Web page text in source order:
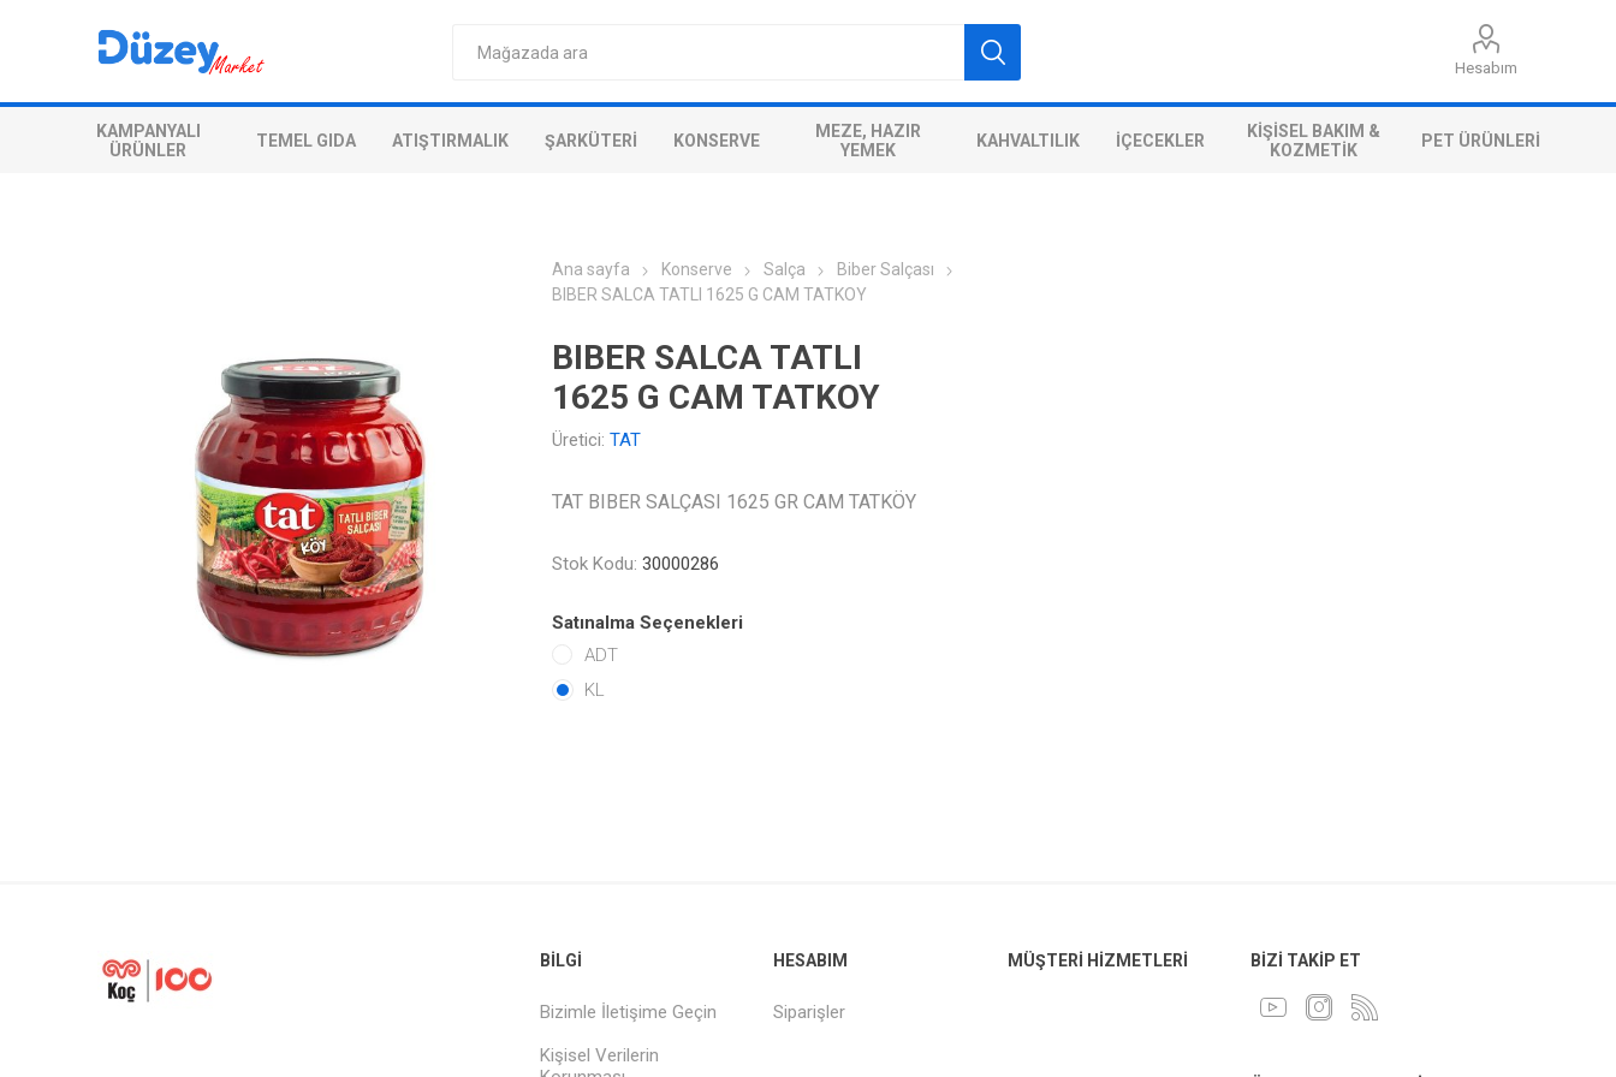
Hesabım
KAMPANYALI
ÜRÜNLER
TEMEL GIDA ATIŞTIRMALIK ŞARKÜTERI KONSERVE
MEZE, HAZIR
YEMEK
KAHVALTILIK İÇECEKLER
KIŞISEL BAKIM &
KOZMETIK
PET ÜRÜNLERI
Ana sayfa Konserve Salça
Biber Salçası
BIBER SALCA TATLI 1625 G CAM TATKOY
BIBER SALCA TATLI
1625 G CAM TATKOY
Üretici: TAT
TAT BIBER SALÇASI 1625 GR CAM TATKÖY
Stok Kodu: 30000286
Satınalma Seçenekleri
ADT
KL
BILGI
Bizimle İletişime Geçin
Kişisel Verilerin
HESABIM
Siparişler
MÜŞTERI HIZMETLERI BIZI TAKIP ET